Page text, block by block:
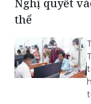
Nghị quyết
thể